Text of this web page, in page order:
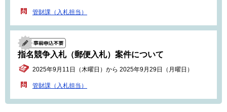
管財課（入札担当）
指名競争入札（郵便入札）案件について
2025年9月11日（木曜日）から 2025年9月29日（月曜日）
管財課（入札担当）